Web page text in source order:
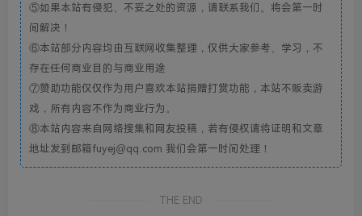
⑤如果本站有侵犯、不妥之处的资源，请联系我们。将会第一时
间解决！
⑥本站部分内容均由互联网收集整理，仅供大家参考、学习，不
存在任何商业目的与商业用途
⑦赞助功能仅仅作为用户喜欢本站捐赠打赏功能，本站不贩卖游
戏，所有内容不作为商业行为。
⑧本站内容来自网络搜集和网友投稿，若有侵权请将证明和文章
地址发到邮箱fuyej@qq.com 我们会第一时间处理！
THE END